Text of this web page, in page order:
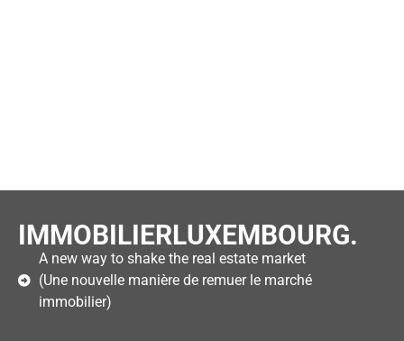
IMMOBILIERLUXEMBOURG.
A new way to shake the real estate market
(Une nouvelle manière de remuer le marché
immobilier)